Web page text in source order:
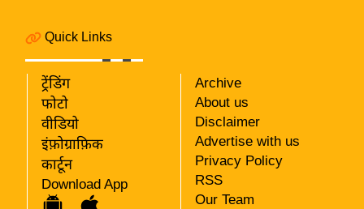
Quick Links
ट्रेंडिंग
फोटो
वीडियो
इंफ़ोग्राफ़िक
कार्टून
Download App
Archive
About us
Disclaimer
Advertise with us
Privacy Policy
RSS
Our Team